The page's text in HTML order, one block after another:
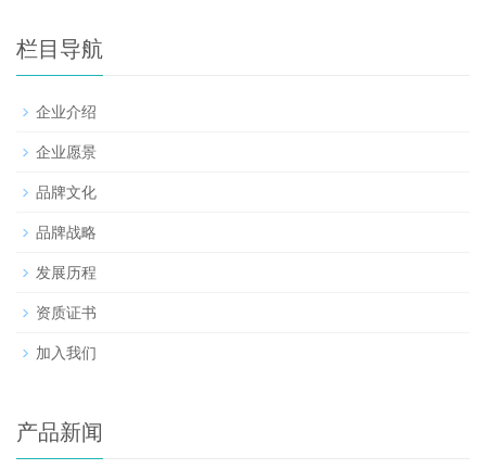
栏目导航
企业介绍
企业愿景
品牌文化
品牌战略
发展历程
资质证书
加入我们
产品新闻